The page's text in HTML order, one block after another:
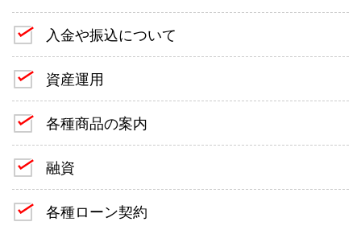
入金や振込について
資産運用
各種商品の案内
融資
各種ローン契約